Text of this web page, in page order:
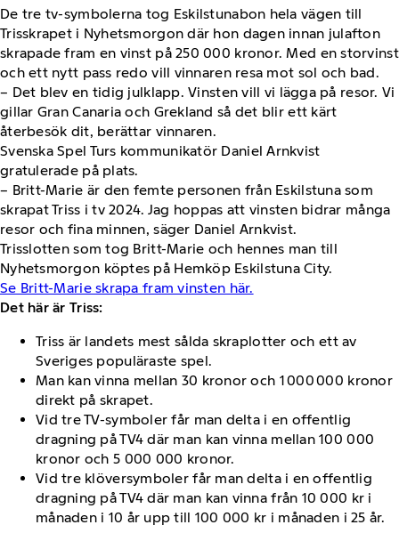
De tre tv-symbolerna tog Eskilstunabon hela vägen till
Trisskrapet i Nyhetsmorgon där hon dagen innan julafton
skrapade fram en vinst på 250 000 kronor. Med en storvinst
och ett nytt pass redo vill vinnaren resa mot sol och bad.
– Det blev en tidig julklapp. Vinsten vill vi lägga på resor. Vi
gillar Gran Canaria och Grekland så det blir ett kärt
återbesök dit, berättar vinnaren.
Svenska Spel Turs kommunikatör Daniel Arnkvist
gratulerade på plats.
– Britt-Marie är den femte personen från Eskilstuna som
skrapat Triss i tv 2024. Jag hoppas att vinsten bidrar många
resor och fina minnen, säger Daniel Arnkvist.
Trisslotten som tog Britt-Marie och hennes man till
Nyhetsmorgon köptes på Hemköp Eskilstuna City.
Se Britt-Marie skrapa fram vinsten här.
Det här är Triss:
Triss är landets mest sålda skraplotter och ett av
Sveriges populäraste spel.
Man kan vinna mellan 30 kronor och 1 000 000 kronor
direkt på skrapet.
Vid tre TV-symboler får man delta i en offentlig
dragning på TV4 där man kan vinna mellan 100 000
kronor och 5 000 000 kronor.
Vid tre klöversymboler får man delta i en offentlig
dragning på TV4 där man kan vinna från 10 000 kr i
månaden i 10 år upp till 100 000 kr i månaden i 25 år.